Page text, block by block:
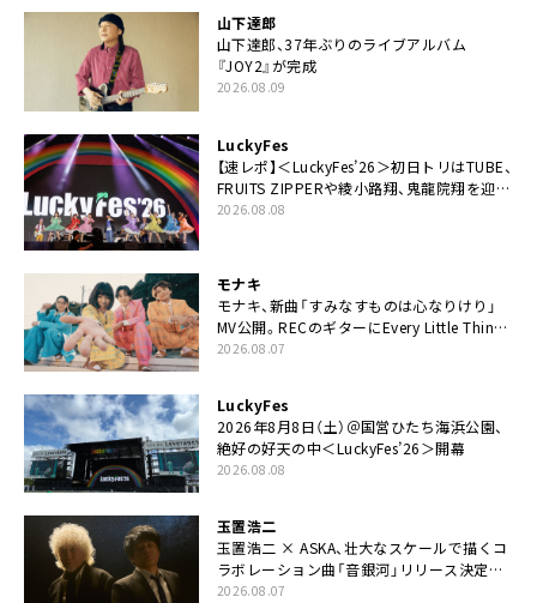
山下達郎
山下達郎、37年ぶりのライブアルバム
『JOY2』が完成
2026.08.09
LuckyFes
【速レポ】＜LuckyFes’26＞初日トリはTUBE、
FRUITS ZIPPERや綾小路翔、鬼龍院翔を迎え
た豪華コラボも「知ってたらぜひ一緒に歌っ
2026.08.08
モナキ
モナキ、新曲「すみなすものは心なりけり」
MV公開。RECのギターにEvery Little Thing・
伊藤一朗参加も
2026.08.07
LuckyFes
2026年8月8日（土）＠国営ひたち海浜公園、
絶好の好天の中＜LuckyFes’26＞開幕
2026.08.08
玉置浩二
玉置浩二 × ASKA、壮大なスケールで描くコ
ラボレーション曲「音銀河」リリース決定。
カップリングには新曲「命の宿り」収録も
2026.08.07